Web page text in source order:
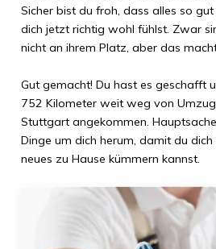
Sicher bist du froh, dass alles so
dich jetzt richtig wohl fühlst. Zwar
nicht an ihrem Platz, aber das
Gut gemacht! Du hast es geschafft
752 Kilometerweit weg von
Stuttgartangekommen.
Dinge um dich herum, damit du
neues zu Hause kümmern kannst.